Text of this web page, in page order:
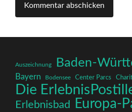
Auszeichnung Baden-
Bayern Bodensee Center Parcs
Die
Erlebnisbad Europa-